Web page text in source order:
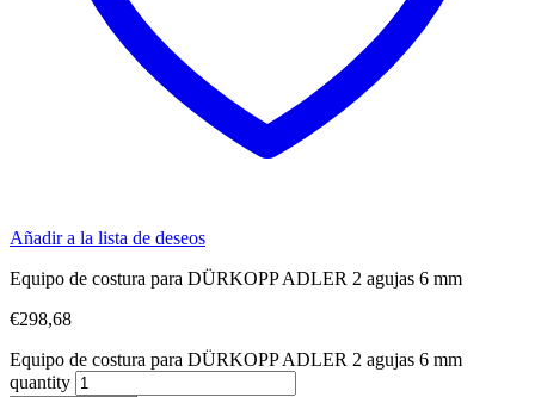
Añadir a la lista de deseos
Equipo de costura para DÜRKOPP ADLER 2 agujas 6 mm
€298,68
Equipo de costura para DÜRKOPP ADLER 2 agujas 6 mm
quantity